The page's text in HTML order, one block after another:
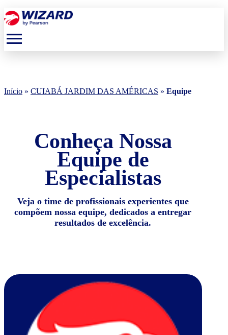
menu
Início » CUIABÁ JARDIM DAS AMÉRICAS » Equipe
Conheça Nossa
Equipe de
Especialistas
Veja o time de profissionais experientes que
compõem nossa equipe, dedicados a entregar
resultados de excelência.